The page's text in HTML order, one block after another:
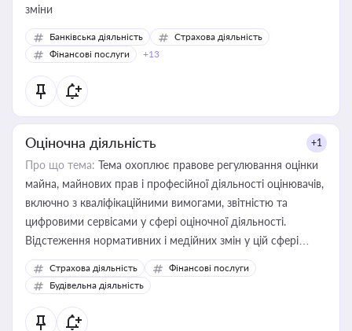
зміни
Банківська діяльність
Страхова діяльність
Фінансові послуги
+13
Оціночна діяльність +1
Про що тема: Тема охоплює правове регулювання оцінки
майна, майнових прав і професійної діяльності оцінювачів,
включно з кваліфікаційними вимогами, звітністю та
цифровими сервісами у сфері оціночної діяльності.
Відстеження нормативних і медійних змін у цій сфері
корисне для власника бізнесу, керівника, юриста або
бухгалтера під час оподаткування, приватизації, оренди
державного майна, корпоративних угод і перевірки
статусу суб'єктів оціночної діяльності
Страхова діяльність
Фінансові послуги
Будівельна діяльність